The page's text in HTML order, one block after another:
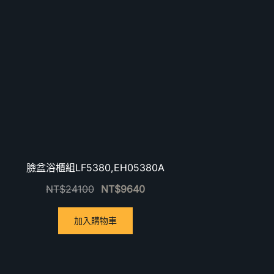
臉盆浴櫃組LF5380,EH05380A
NT$24100 NT$9640
加入購物車